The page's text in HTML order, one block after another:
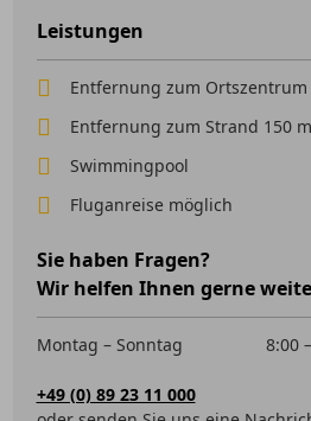
Leistungen
Entfernung zum Ortszentrum
Entfernung zum Strand 150 m
Swimmingpool
Fluganreise möglich
Sie haben Fragen?
Wir helfen Ihnen gerne
Montag – Sonntag 8:00
+49 (0) 89 23 11 000